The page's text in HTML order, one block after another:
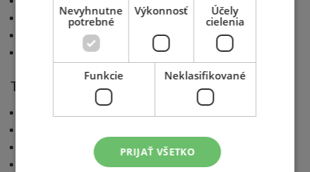
Výrobcovia pneumatík
Konfigurátory tretích strán
Slnečné okuliare Polaroid nielen pre vodičov
Testy pneumatík
Test letných pneu
Test celoročných pneu
Testy motopneu
Nevyhnutne
potrebné
Výkonnosť
Účely
cielenia
Funkcie Neklasifikované
PRIJAŤ VŠETKO